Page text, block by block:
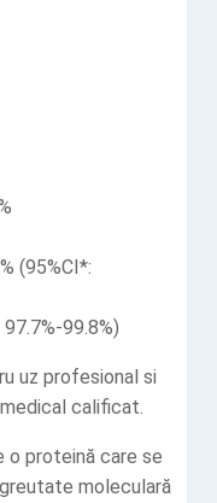
(95%CI*:
99.8%)
uz profesional si
calificat.
o proteină care se
moleculară